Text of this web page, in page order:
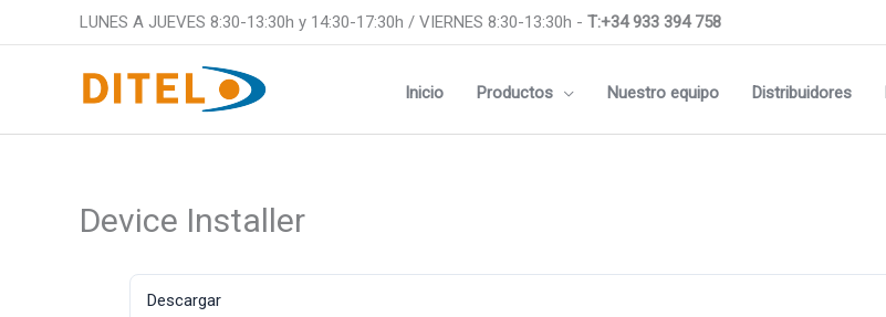
LUNES A JUEVES 8:30-13:30h y 14:30-17:30h / VIERNES 8:30-13:30h - T:+34 933 394 758
Inicio Productos Nuestro equipo Distribuidores
Device Installer
Descargar